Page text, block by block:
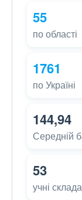
55
по області
1761
по Україні
144,94
Середній
53
учні